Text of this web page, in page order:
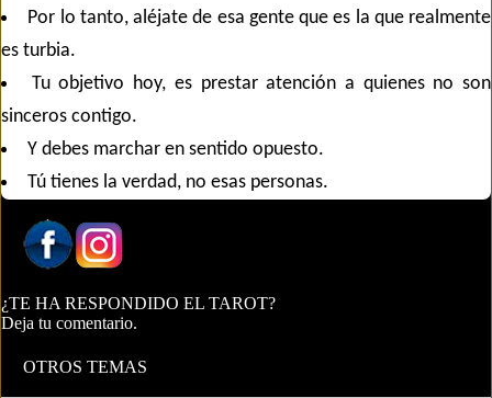
Por lo tanto, aléjate de esa gente que es la que realmente
es turbia.
Tu objetivo hoy, es prestar atención a quienes no son
sinceros contigo.
Y debes marchar en sentido opuesto.
Tú tienes la verdad, no esas personas.
¿TE HA RESPONDIDO EL TAROT?
Deja tu comentario.
OTROS TEMAS